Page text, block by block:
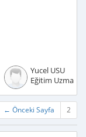
Yucel USU
Eğitim Uzmanı
← Önceki Sayfa 2